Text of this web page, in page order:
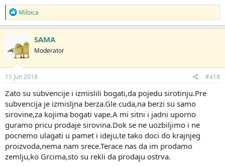
R
e
a
g
o
v
a
n
j
:
Miloica
SAMA
Moderator
15 Jun 2018 #418
Zato su subvencije i izmislili bogati,da pojedu sirotinju.Pre
subvencija je izmisljna berza.Gle cuda,na berzi su samo
sirovine,za kojima bogati vape.A mi sitni i jadni uporno
guramo pricu prodaje sirovina.Dok se ne uozbiljimo i ne
pocnemo ulagati u pamet i ideju,te tako doci do krajnjeg
proizvoda,nema nam srece.Terace nas da im prodamo
zemlju,ko Grcima,sto su rekli da prodaju ostrva.